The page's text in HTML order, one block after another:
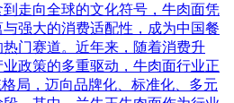
走向全球的文化符号，牛肉面凭
强大的消费适配性，成为中国餐
门赛道。近年来，随着消费升
政策的多重驱动，牛肉面行业正
局，迈向品牌化、标准化、多元